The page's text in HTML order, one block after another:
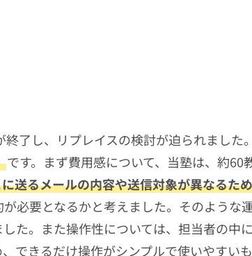
了し、リプレイスの検討が迫られました
です。まず費用感について、当塾は、約60
送るメールの内容や送信対象が異なるた
必要となるかと考えました。そのような
た。また操作性については、担当者の中
できるだけ操作がシンプルで使いやすい